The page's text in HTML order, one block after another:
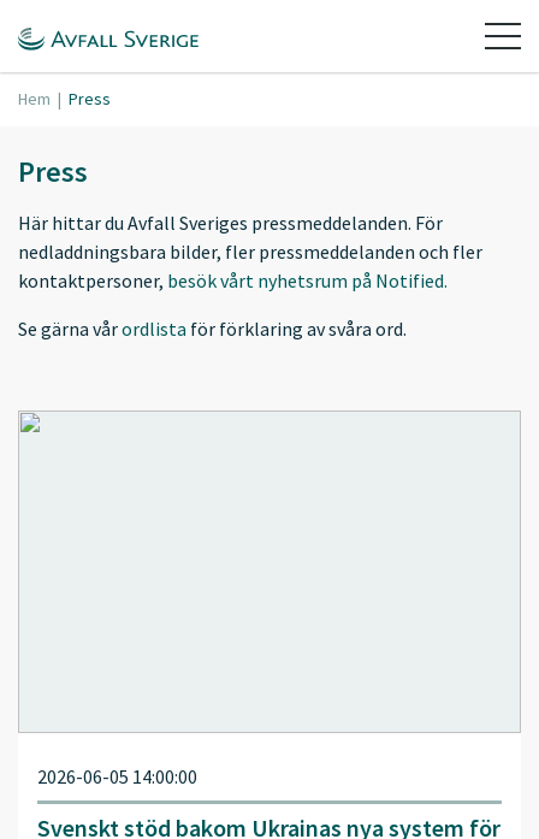
Hem | Press
Press
Här hittar du Avfall Sveriges pressmeddelanden. För
nedladdningsbara bilder, fler pressmeddelanden och fler
kontaktpersoner, besök vårt nyhetsrum på Notified.
Se gärna vårordlista för förklaring av svåra ord.
2026-06-05 14:00:00
Svenskt stöd bakom Ukrainas nya system för